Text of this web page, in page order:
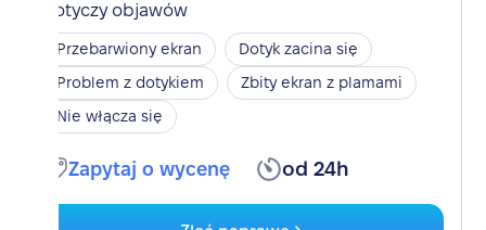
Dotyczy objawów
Przebarwiony ekran
Dotyk zacina się
Problem z dotykiem
Zbity ekran z plamami
Nie włącza się
Zapytaj o wycenę od 24h